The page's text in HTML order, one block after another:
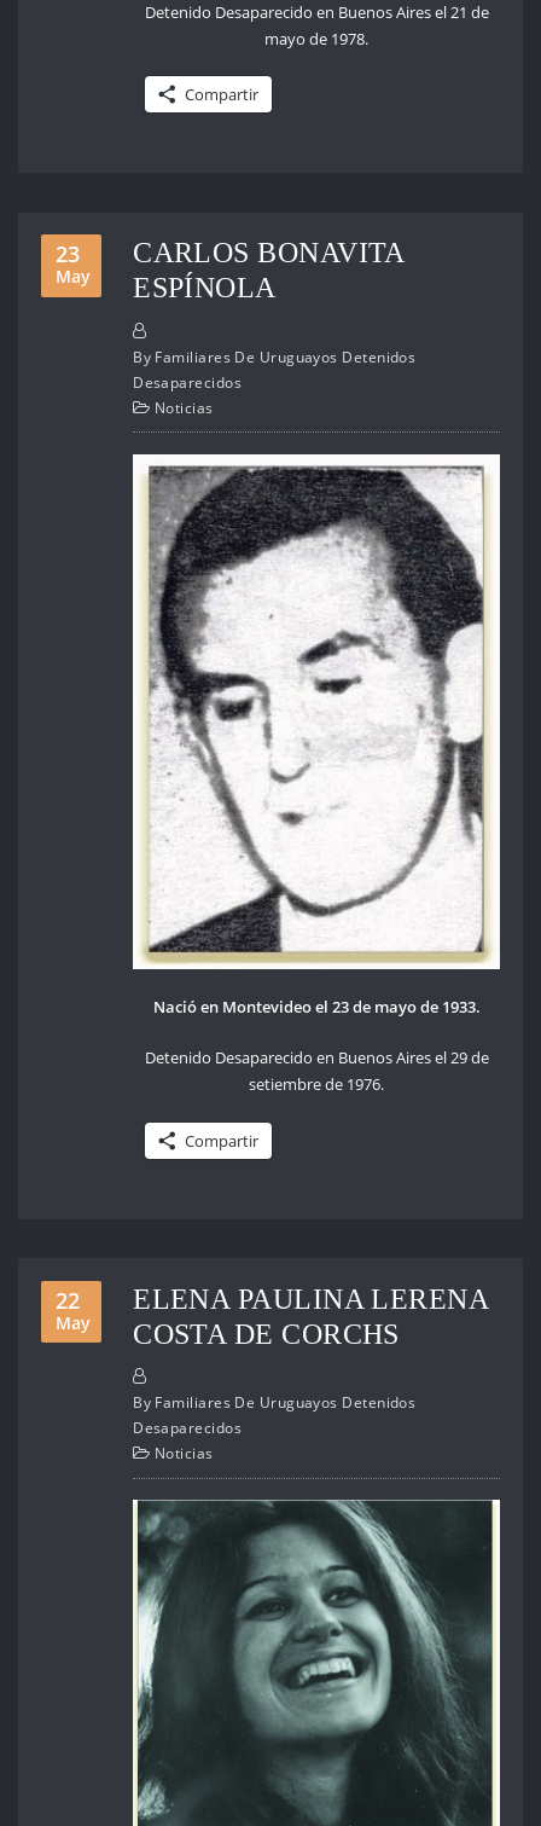
Detenido Desaparecido en Buenos Aires el 21 de
mayo de 1978.
Compartir
23
May
CARLOS BONAVITA
ESPÍNOLA
By Familiares De Uruguayos Detenidos
Desaparecidos
Noticias
Nació en Montevideo el 23 de mayo de 1933.
Detenido Desaparecido en Buenos Aires el 29 de
setiembre de 1976.
Compartir
22
May
ELENA PAULINA LERENA
COSTA DE CORCHS
By Familiares De Uruguayos Detenidos
Desaparecidos
Noticias